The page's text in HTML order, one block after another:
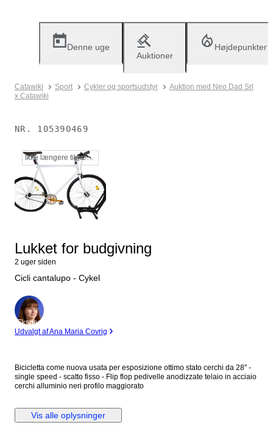
Denne uge
Auktioner
Højdepunkter
Catawiki Sport Cykler og sportsudstyr
Auktion med Neo Dad Srl
x Catawiki
NR. 105390469
Ikke længere tilgængelig
Lukket for budgivning
2 uger siden
Cicli cantalupo - Cykel
Ekspert
Udvalgt af Ana Maria Covrig
Bicicletta come nuova usata per esposizione ottimo stato cerchi da 28" -
single speed - scatto fisso - Flip flop pedivelle anodizzate telaio in acciaio
cerchi alluminio neri profilo maggiorato
Vis alle oplysninger